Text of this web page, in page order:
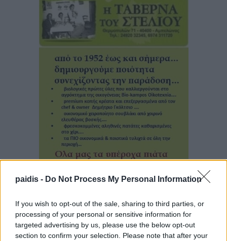
paidis - Do Not Process My Personal Information
If you wish to opt-out of the sale, sharing to third parties, or
processing of your personal or sensitive information for
targeted advertising by us, please use the below opt-out
section to confirm your selection. Please note that after your